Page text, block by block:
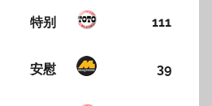
特别 111
安慰 39